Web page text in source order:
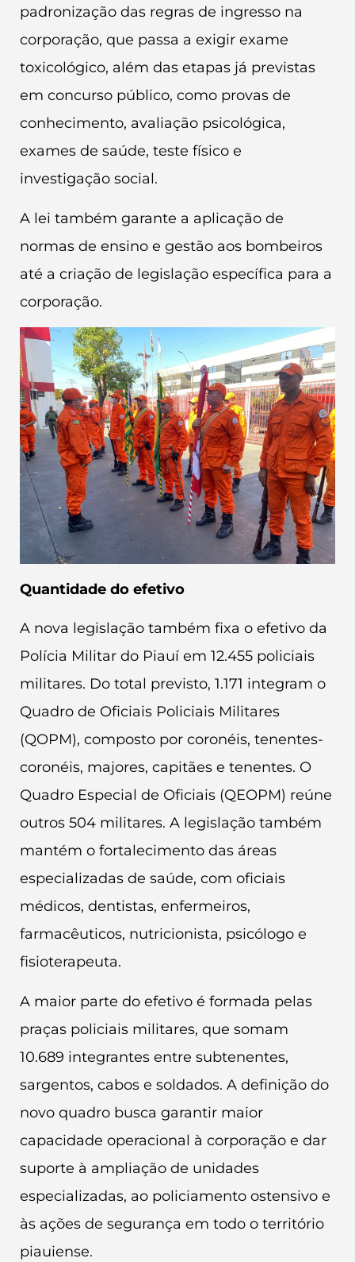
padronização das regras de ingresso na
corporação, que passa a exigir exame
toxicológico, além das etapas já previstas
em concurso público, como provas de
conhecimento, avaliação psicológica,
exames de saúde, teste físico e
investigação social.
A lei também garante a aplicação de
normas de ensino e gestão aos bombeiros
até a criação de legislação específica para a
corporação.
Quantidade do efetivo
A nova legislação também fixa o efetivo da
Polícia Militar do Piauí em 12.455 policiais
militares. Do total previsto, 1.171 integram o
Quadro de Oficiais Policiais Militares
(QOPM), composto por coronéis, tenentes-
coronéis, majores, capitães e tenentes. O
Quadro Especial de Oficiais (QEOPM) reúne
outros 504 militares. A legislação também
mantém o fortalecimento das áreas
especializadas de saúde, com oficiais
médicos, dentistas, enfermeiros,
farmacêuticos, nutricionista, psicólogo e
fisioterapeuta.
A maior parte do efetivo é formada pelas
praças policiais militares, que somam
10.689 integrantes entre subtenentes,
sargentos, cabos e soldados. A definição do
novo quadro busca garantir maior
capacidade operacional à corporação e dar
suporte à ampliação de unidades
especializadas, ao policiamento ostensivo e
às ações de segurança em todo o território
piauiense.